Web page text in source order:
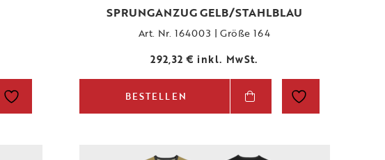
SPRUNGANZUG GELB/STAHLBLAU
Art. Nr. 164003 | Größe 164
292,32€ inkl. MwSt.
BESTELLEN